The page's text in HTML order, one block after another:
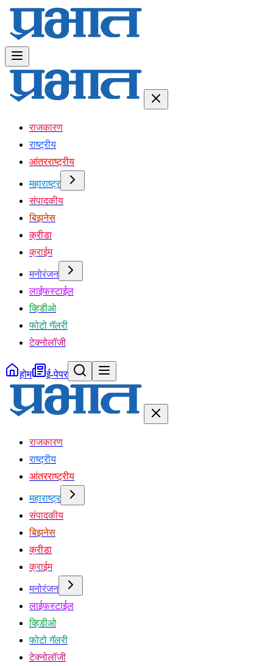
राजकारण
राष्ट्रीय
आंतरराष्ट्रीय
महाराष्ट्र
संपादकीय
बिझनेस
क्रीडा
क्राईम
मनोरंजन
लाईफस्टाईल
व्हिडीओ
फोटो गॅलरी
टेक्नोलॉजी
होम ई-पेपर
राजकारण
राष्ट्रीय
आंतरराष्ट्रीय
महाराष्ट्र
संपादकीय
बिझनेस
क्रीडा
क्राईम
मनोरंजन
लाईफस्टाईल
व्हिडीओ
फोटो गॅलरी
टेक्नोलॉजी